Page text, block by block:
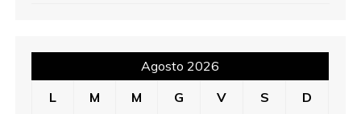
Agosto 2026
L
M M G V S D